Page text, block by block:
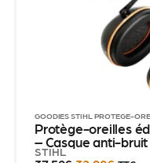
GOODIES STIHLPROTÈGE-
Protège-oreilles
– Casque anti-
STIHL